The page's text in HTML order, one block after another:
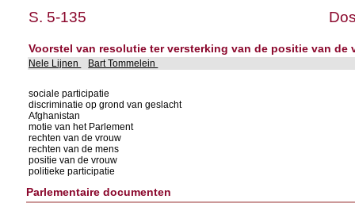
S. 5-135
Voorstel van resolutie ter versterking van de positie van de
Nele Lijnen Bart Tommelein
sociale participatie
discriminatie op grond van geslacht
Afghanistan
motie van het Parlement
rechten van de vrouw
rechten van de mens
positie van de vrouw
politieke participatie
Parlementaire documenten